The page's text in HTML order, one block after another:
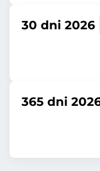
30 dni 2026
365 dni